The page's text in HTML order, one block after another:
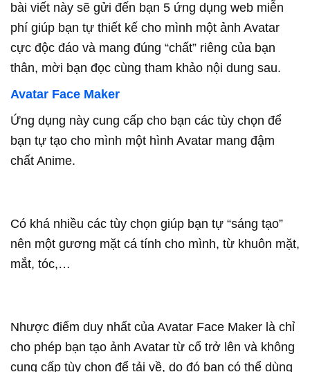
bài viết này sẽ gửi đến bạn 5 ứng dụng web miễn
phí giúp bạn tự thiết kế cho mình một ảnh Avatar
cực độc đáo và mang đúng “chất” riêng của bạn
thân, mời bạn đọc cùng tham khảo nội dung sau.
Avatar Face Maker
Ứng dụng này cung cấp cho bạn các tùy chọn để
bạn tự tạo cho mình một hình Avatar mang đậm
chất Anime.
Có khá nhiều các tùy chọn giúp bạn tự “sáng tạo”
nên một gương mặt cá tính cho mình, từ khuôn mặt,
mắt, tóc,…
Nhược điểm duy nhất của Avatar Face Maker là chỉ
cho phép bạn tạo ảnh Avatar từ cổ trở lên và không
cung cấp tùy chọn để tải về, do đó bạn có thể dùng